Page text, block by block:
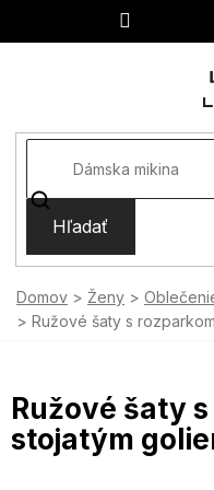
Hľadať
Domov Ženy
Ružové šaty s
Ružové šaty
stojatým